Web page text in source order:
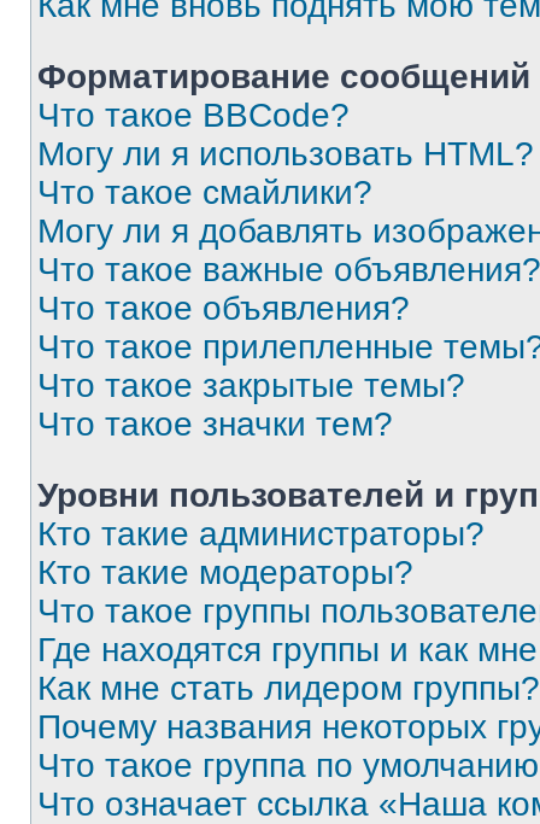
Форматирование
Что такое BBCode?
Могу ли я использовать HTML?
Что такое смайлики?
Могу ли я добавлять
Что такое важные объявления?
Что такое объявления?
Что такое прилепленные
Что такое закрытые темы?
Что такое значки тем?
Уровни пользователей и
Кто такие администраторы?
Кто такие модераторы?
Что такое группы
Где находятся группы и как
Как мне стать лидером группы?
Почему названия некоторых
Что такое группа по
Что означает ссылка «Наша